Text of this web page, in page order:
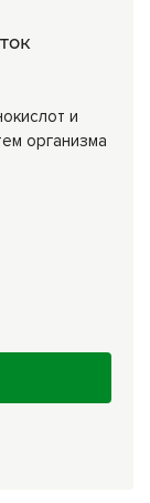
и
организма